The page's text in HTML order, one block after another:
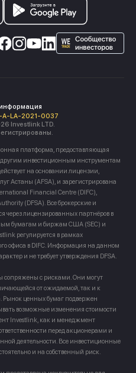
A-LA-2021-0037
Investlink LTD.
платформа, предоставляющая
инвестиционным инструментам
на основании лицензии,
Астаны (AFSA), и зарегистрирована
Financial Centre (DIFC),
(DFSA). Все брокерские и
через лицензированных партнёров в
бумагам и биржам США (SEC) и
регулируется в рамках
офиса в DIFC. Информация на данном
и не требует утверждения DFSA.
сопряжены с рисками. Они могут
от ожидаемой, так и к
Рынок ценных бумаг подвержен
возможные изменения стоимости
Investlink, как и менеджмент
перед акционерами и
деятельности. Все инвестиционные
и на собственный риск.